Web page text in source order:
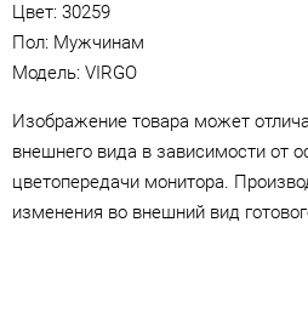
Цвет: 30259
Пол: Мужчинам
Модель: VIRGO
Изображение товара может
внешнего вида в зависимости от
цветопередачи монитора.
изменения во внешний вид